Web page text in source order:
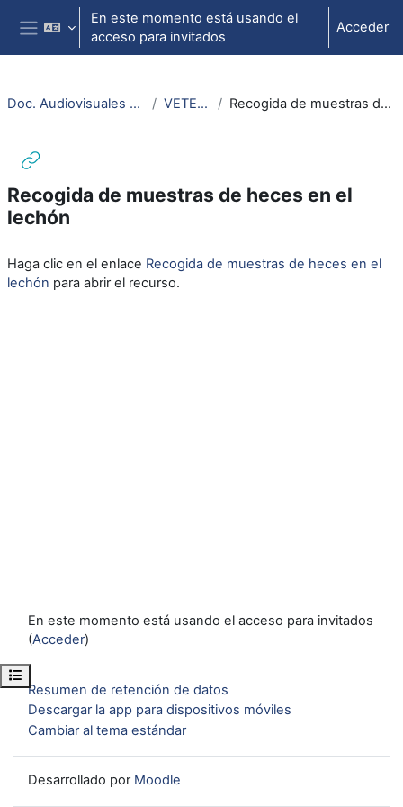
Salta al contenido principal
Panel lateral
En este momento está usando el
acceso para invitados
Acceder
Abrir índice del curso
Doc. Audiovisuales Veterinaria CCSS VETERINARIA Recogida de muestras de heces en el lechón
Recogida de muestras de heces en el
lechón
Haga clic en el enlace Recogida de muestras de heces en el
lechón para abrir el recurso.
En este momento está usando el acceso para invitados
(Acceder)
Resumen de retención de datos
Descargar la app para dispositivos móviles
Cambiar al tema estándar
Desarrollado por Moodle